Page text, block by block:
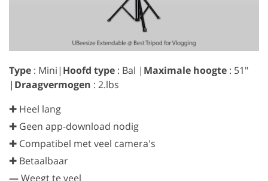
Type : Mini| Hoofd type : Bal | Maximale hoogte : 51″
| Draagvermogen : 2.lbs
✚ Heel lang
✚ Geen app-download nodig
✚ Compatibel met veel camera's
✚ Betaalbaar
—Weegt te veel